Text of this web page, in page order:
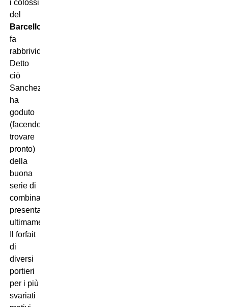
i colossi
del
Barcellona
fa
rabbrividire.
Detto
ciò
Sanchez
ha
goduto
(facendosi
trovare
pronto)
della
buona
serie di
combinazioni
presentategli
ultimamente.
Il forfait
di
diversi
portieri
per i più
svariati